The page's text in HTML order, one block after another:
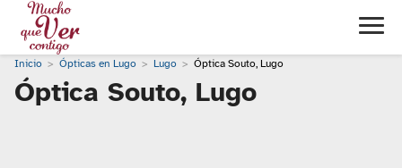
Inicio Ópticas en Lugo Lugo Óptica Souto, Lugo
Óptica Souto, Lugo